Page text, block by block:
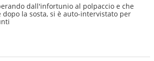
dall'infortunio al polpaccio e che
la sosta, si è auto-intervistato per